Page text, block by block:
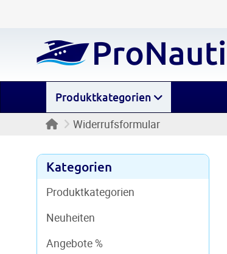
Produktkategorien
Startseite
Widerrufsformular
Kategorien
Produktkategorien
Neuheiten
Angebote %